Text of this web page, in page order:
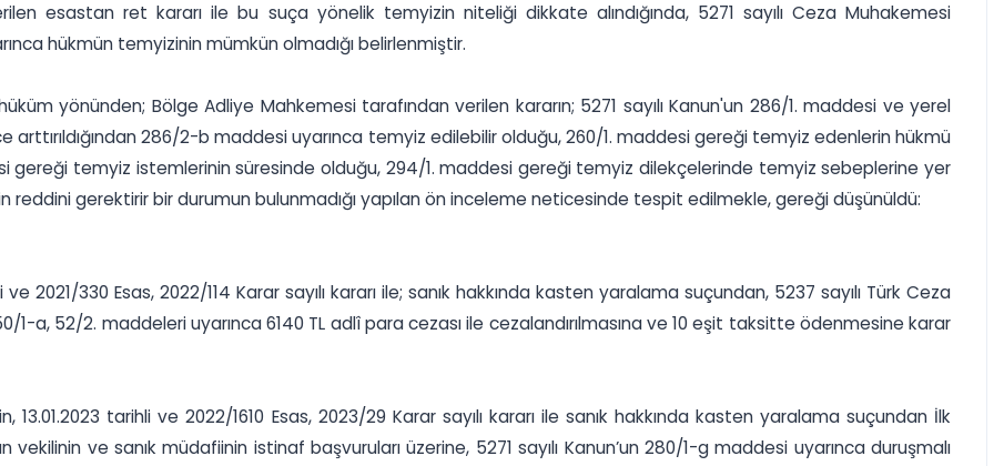
esastan ret kararı ile bu suça yönelik temyizin niteliği dikkate alındığında, 5271 sayılı Ceza Muhakemesi
hükmün temyizinin mümkün olmadığı belirlenmiştir.
yönünden; Bölge Adliye Mahkemesi tarafından verilen kararın; 5271 sayılı Kanun'un 286/1. maddesi ve yerel
286/2-b maddesi uyarınca temyiz edilebilir olduğu, 260/1. maddesi gereği temyiz edenlerin hükmü
gereği temyiz istemlerinin süresinde olduğu, 294/1. maddesi gereği temyiz dilekçelerinde temyiz sebeplerine yer
gerektirir bir durumun bulunmadığı yapılan ön inceleme neticesinde tespit edilmekle, gereği düşünüldü:
2021/330 Esas, 2022/114 Karar sayılı kararı ile; sanık hakkında kasten yaralama suçundan, 5237 sayılı Türk Ceza
1-a, 52/2. maddeleri uyarınca 6140 TL adlî para cezası ile cezalandırılmasına ve 10 eşit taksitte ödenmesine karar
tarihli ve 2022/1610 Esas, 2023/29 Karar sayılı kararı ile sanık hakkında kasten yaralama suçundan İlk
ve sanık müdafiinin istinaf başvuruları üzerine, 5271 sayılı Kanun’un 280/1-g maddesi uyarınca duruşmalı